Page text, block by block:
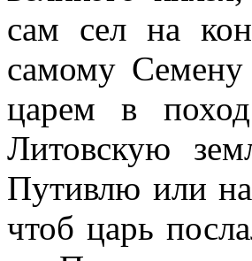
сам сел на
самому Семену
царем в
Литовскую
Путивлю или
чтоб царь